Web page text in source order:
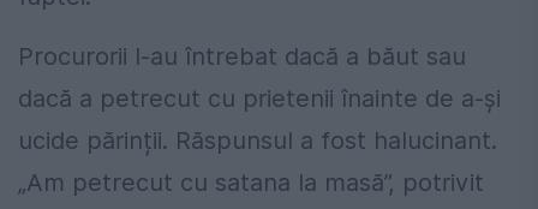
Procurorii l-au întrebat dacă a băut sau
dacă a petrecut cu prietenii înainte de a-și
ucide părinții. Răspunsul a fost halucinant.
„Am petrecut cu satana la masă”, potrivit